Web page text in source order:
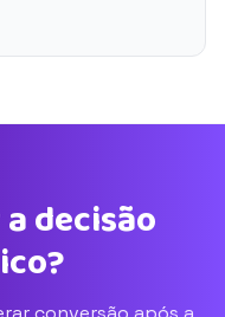
decisão